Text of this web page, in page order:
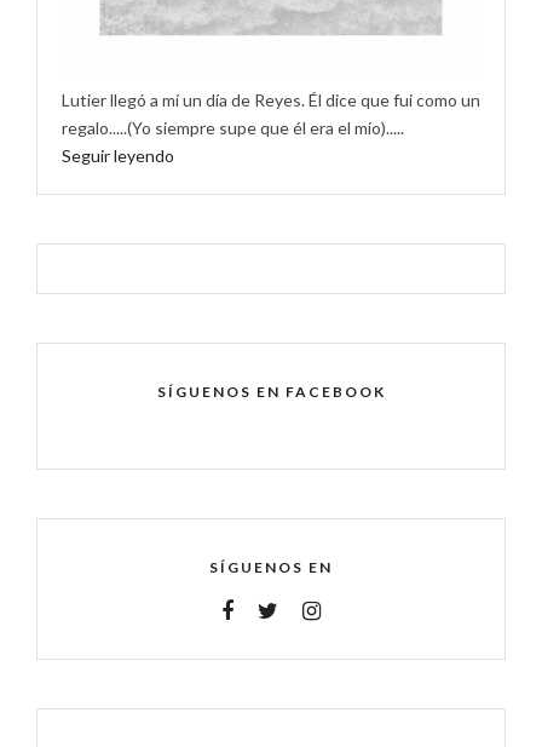
Lutier llegó a mí un día de Reyes. Él dice que fui como un
regalo.....(Yo siempre supe que él era el mío).....
Seguir leyendo
SÍGUENOS EN FACEBOOK
SÍGUENOS EN